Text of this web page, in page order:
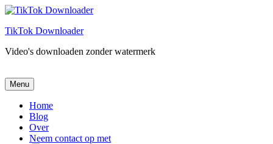
Ga
de
TikTok Downloader
Video's downloaden zonder watermerk
TikTok Downloader
Video's downloaden zonder watermerk
Menu
Home
Blog
Over
Neem contact op met